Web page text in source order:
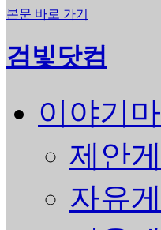
본문 바로 가기
검빛닷컴
이야기
제안
자유